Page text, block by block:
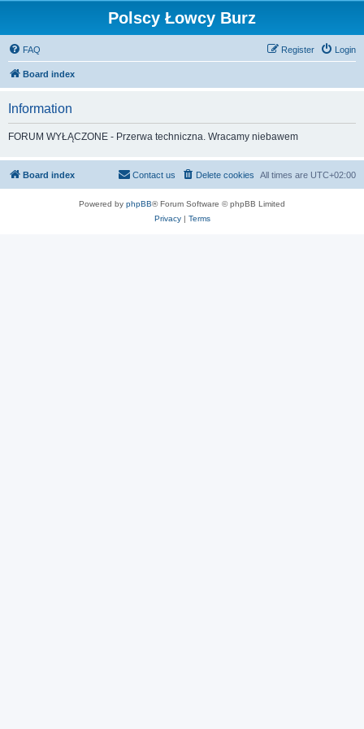
Polscy Łowcy Burz
FAQ Login
Register
Board index
Information
FORUM WYŁĄCZONE - Przerwa techniczna. Wracamy niebawem
Board index All times are UTC+02:00
Delete cookies
Contact us
Powered by phpBB® Forum Software © phpBB Limited
Privacy| Terms